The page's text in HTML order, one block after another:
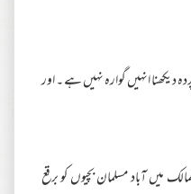
دیکھنا انہیں گوارہ نہیں ہے ۔ اور
میں آباد مسلمان بچیوں کو برقع